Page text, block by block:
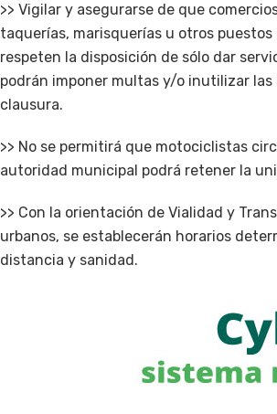
>> Vigilar y asegurarse de que
taquerías, marisquerías u otros
respeten la disposición de sólo dar
podrán imponer multas y/o inutilizar
clausura.
>> No se permitirá que motociclistas
autoridad municipal podrá retener la
>> Con la orientación de Vialidad y
urbanos, se establecerán horarios
distancia y sanidad.